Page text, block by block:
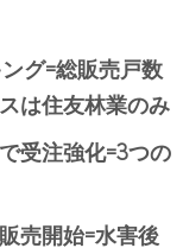
グ=総販売戸数
は住友林業のみ
受注強化=3つの
売開始=水害後